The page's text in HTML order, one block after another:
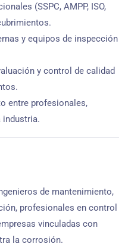
(SSPC, AMPP, ISO,
y equipos de inspección
y control de calidad
entre profesionales,
industria.
de mantenimiento,
profesionales en control
vinculadas con
la corrosión.